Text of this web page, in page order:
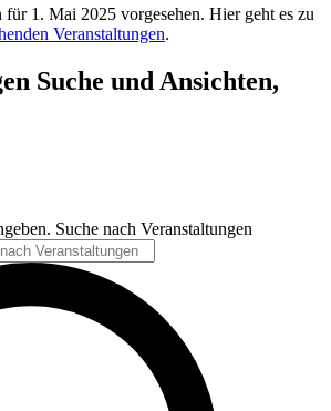
für 1. Mai 2025 vorgesehen. Hier geht es zu
Veranstaltungen.
Suche und Ansichten,
Suche nach Veranstaltungen